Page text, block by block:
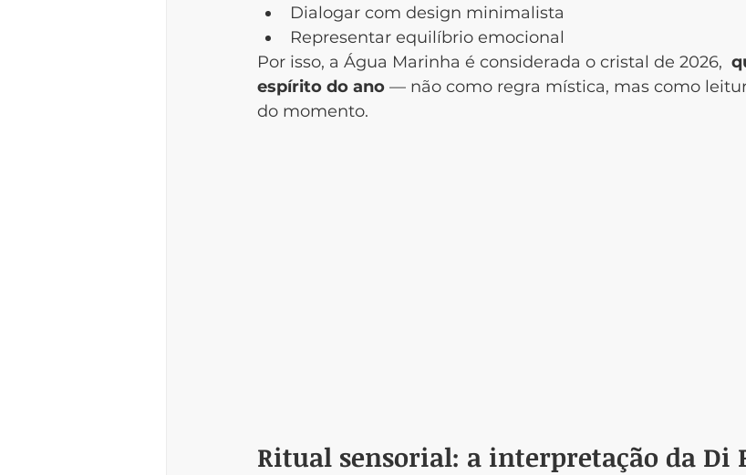
Dialogar com design minimalista
Representar equilíbrio emocional
Por isso, a Água Marinha é considerada o cristal de 2026,
espírito do ano — não como regra mística, mas como
do momento.
Ritual sensorial: a interpretação da Di